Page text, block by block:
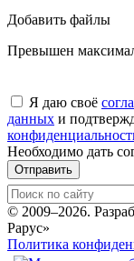
Добавить файлы
Превышен
Я даю своё
данных и
Необходимо дать
Отправить
© 2009–2026.
Рарус»
Политика